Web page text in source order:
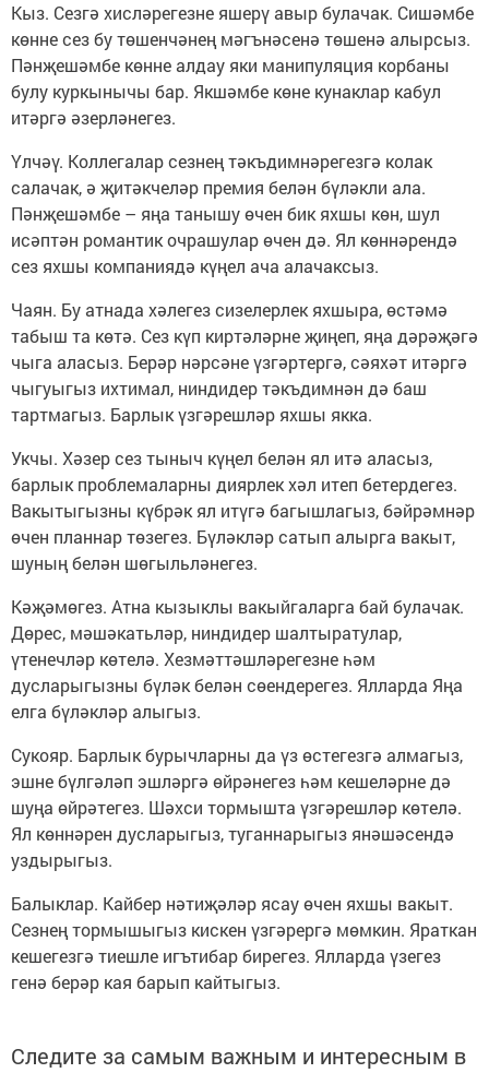
Кыз. Сезгә хисләрегезне яшерү авыр булачак. Сишәмбе
көнне сез бу төшенчәнең мәгънәсенә төшенә алырсыз.
Пәнҗешәмбе көнне алдау яки манипуляция корбаны
булу куркынычы бар. Якшәмбе көне кунаклар кабул
итәргә әзерләнегез.
Үлчәү. Коллегалар сезнең тәкъдимнәрегезгә колак
салачак, ә җитәкчеләр премия белән бүләкли ала.
Пәнҗешәмбе – яңа танышу өчен бик яхшы көн, шул
исәптән романтик очрашулар өчен дә. Ял көннәрендә
сез яхшы компаниядә күңел ача алачаксыз.
Чаян. Бу атнада хәлегез сизелерлек яхшыра, өстәмә
табыш та көтә. Сез күп киртәләрне җиңеп, яңа дәрәҗәгә
чыга аласыз. Берәр нәрсәне үзгәртергә, сәяхәт итәргә
чыгуыгыз ихтимал, ниндидер тәкъдимнән дә баш
тартмагыз. Барлык үзгәрешләр яхшы якка.
Укчы. Хәзер сез тыныч күңел белән ял итә аласыз,
барлык проблемаларны диярлек хәл итеп бетердегез.
Вакытыгызны күбрәк ял итүгә багышлагыз, бәйрәмнәр
өчен планнар төзегез. Бүләкләр сатып алырга вакыт,
шуның белән шөгыльләнегез.
Кәҗәмөгез. Атна кызыклы вакыйгаларга бай булачак.
Дөрес, мәшәкатьләр, ниндидер шалтыратулар,
үтенечләр көтелә. Хезмәттәшләрегезне һәм
дусларыгызны бүләк белән сөендерегез. Ялларда Яңа
елга бүләкләр алыгыз.
Сукояр. Барлык бурычларны да үз өстегезгә алмагыз,
эшне бүлгәләп эшләргә өйрәнегез һәм кешеләрне дә
шуңа өйрәтегез. Шәхси тормышта үзгәрешләр көтелә.
Ял көннәрен дусларыгыз, туганнарыгыз янәшәсендә
уздырыгыз.
Балыклар. Кайбер нәтиҗәләр ясау өчен яхшы вакыт.
Сезнең тормышыгыз кискен үзгәрергә мөмкин. Яраткан
кешегезгә тиешле игътибар бирегез. Ялларда үзегез
генә берәр кая барып кайтыгыз.
Следите за самым важным и интересным в